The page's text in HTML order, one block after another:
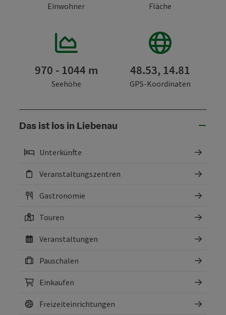
Einwohner Fläche
970 - 1044 m
Seehöhe
48.53, 14.81
GPS-Koordinaten
Das ist los in Liebenau
Unterkünfte
Veranstaltungszentren
Gastronomie
Touren
Veranstaltungen
Pauschalen
Einkaufen
Freizeiteinrichtungen